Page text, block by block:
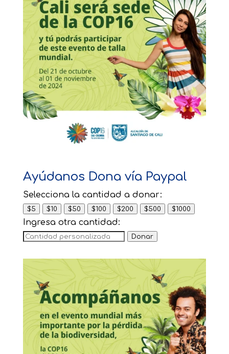
Ayúdanos Dona vía Paypal
Selecciona la cantidad a donar:
$5 $10 $50 $100 $200 $500 $1000
Ingresa otra cantidad:
Donar